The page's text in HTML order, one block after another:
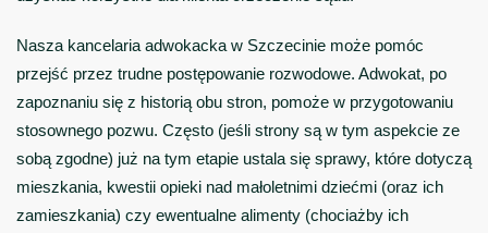
Nasza kancelaria adwokacka w Szczecinie może pomóc
przejść przez trudne postępowanie rozwodowe. Adwokat, po
zapoznaniu się z historią obu stron, pomoże w przygotowaniu
stosownego pozwu. Często (jeśli strony są w tym aspekcie ze
sobą zgodne) już na tym etapie ustala się sprawy, które dotyczą
mieszkania, kwestii opieki nad małoletnimi dziećmi (oraz ich
zamieszkania) czy ewentualne alimenty (chociażby ich